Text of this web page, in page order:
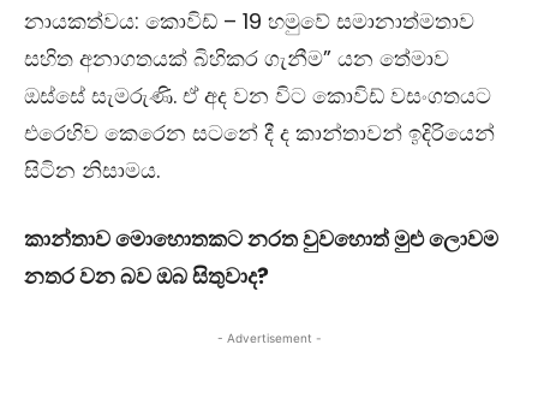
නායකත්වය: කොවිඩ් – 19 හමුවේ සමානාත්මතාව
සහිත අනාගතයක් බිහිකර ගැනීම” යන තේමාව
ඔස්සේ සැමරුණි. ඒ අද වන විට කොවිඩ් වසංගතයට
එරෙහිව කෙරෙන සටනේ දී ද කාන්තාවන් ඉදිරියෙන්
සිටින නිසාමය.
කාන්තාව මොහොතකට නරත වුවහොත් මුළු ලොවම
නතර වන බව ඔබ සිතුවාද?
- Advertisement -